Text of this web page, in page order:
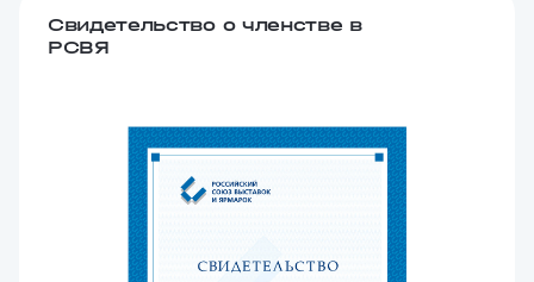
Свидетельство о членстве в
РСВЯ